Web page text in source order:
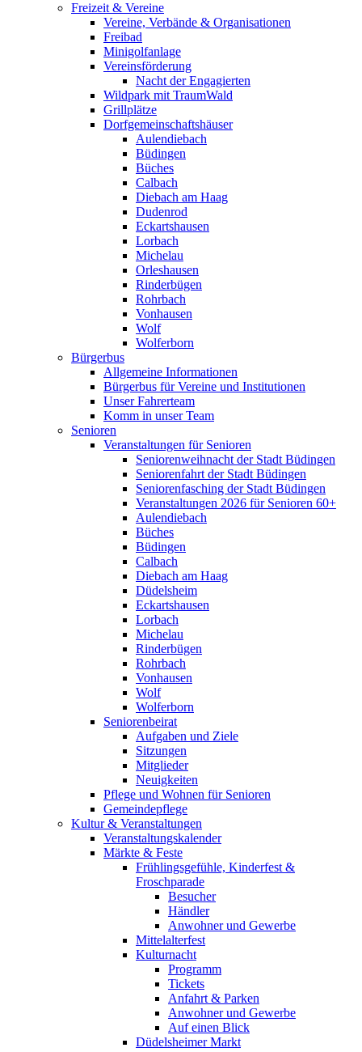
Freizeit & Vereine
Vereine, Verbände & Organisationen
Freibad
Minigolfanlage
Vereinsförderung
Nacht der Engagierten
Wildpark mit TraumWald
Grillplätze
Dorfgemeinschaftshäuser
Aulendiebach
Büdingen
Büches
Calbach
Diebach am Haag
Dudenrod
Eckartshausen
Lorbach
Michelau
Orleshausen
Rinderbügen
Rohrbach
Vonhausen
Wolf
Wolferborn
Bürgerbus
Allgemeine Informationen
Bürgerbus für Vereine und Institutionen
Unser Fahrerteam
Komm in unser Team
Senioren
Veranstaltungen für Senioren
Seniorenweihnacht der Stadt Büdingen
Seniorenfahrt der Stadt Büdingen
Seniorenfasching der Stadt Büdingen
Veranstaltungen 2026 für Senioren 60+
Aulendiebach
Büches
Büdingen
Calbach
Diebach am Haag
Düdelsheim
Eckartshausen
Lorbach
Michelau
Rinderbügen
Rohrbach
Vonhausen
Wolf
Wolferborn
Seniorenbeirat
Aufgaben und Ziele
Sitzungen
Mitglieder
Neuigkeiten
Pflege und Wohnen für Senioren
Gemeindepflege
Kultur & Veranstaltungen
Veranstaltungskalender
Märkte & Feste
Frühlingsgefühle, Kinderfest &
Froschparade
Besucher
Händler
Anwohner und Gewerbe
Mittelalterfest
Kulturnacht
Programm
Tickets
Anfahrt & Parken
Anwohner und Gewerbe
Auf einen Blick
Düdelsheimer Markt